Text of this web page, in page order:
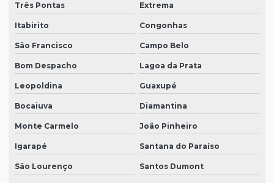
Três Pontas Extrema
Itabirito Congonhas
São Francisco Campo Belo
Bom Despacho Lagoa da Prata
Leopoldina Guaxupé
Bocaiuva Diamantina
Monte Carmelo João Pinheiro
Igarapé Santana do Paraíso
São Lourenço Santos Dumont